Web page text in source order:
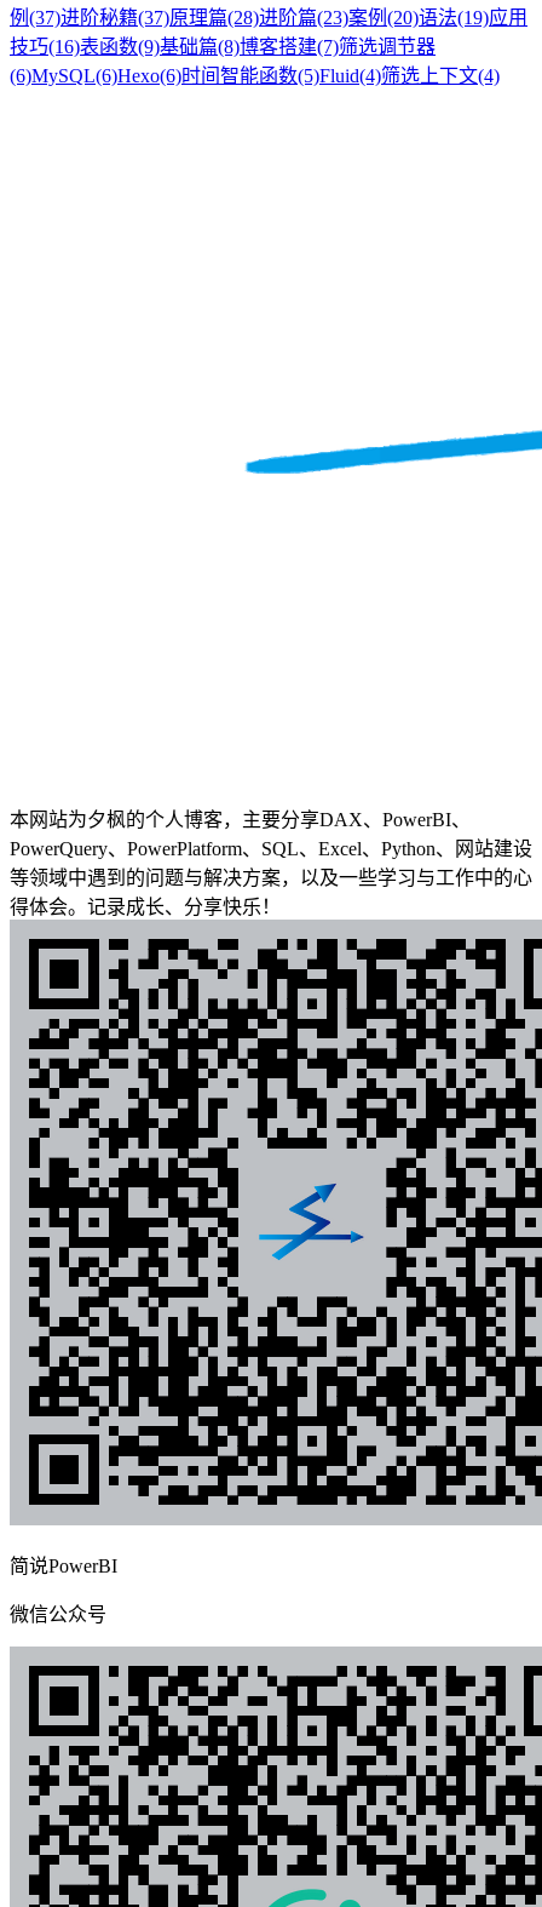
例 (37)进阶秘籍(37)原理篇(28)进阶篇(23)案例 (20)语法(19)应用
技巧(16)表函数(9)基础篇(8)博客搭建(7)筛选调节器
(6)MySQL(6)Hexo(6)时间智能函数(5)Fluid(4)筛选上下文(4)
本网站为夕枫的个人博客，主要分享DAX、PowerBI、
PowerQuery、PowerPlatform、SQL、Excel、Python、网站建设
等领域中遇到的问题与解决方案，以及一些学习与工作中的心
得体会。记录成长、分享快乐！
简说PowerBI
微信公众号